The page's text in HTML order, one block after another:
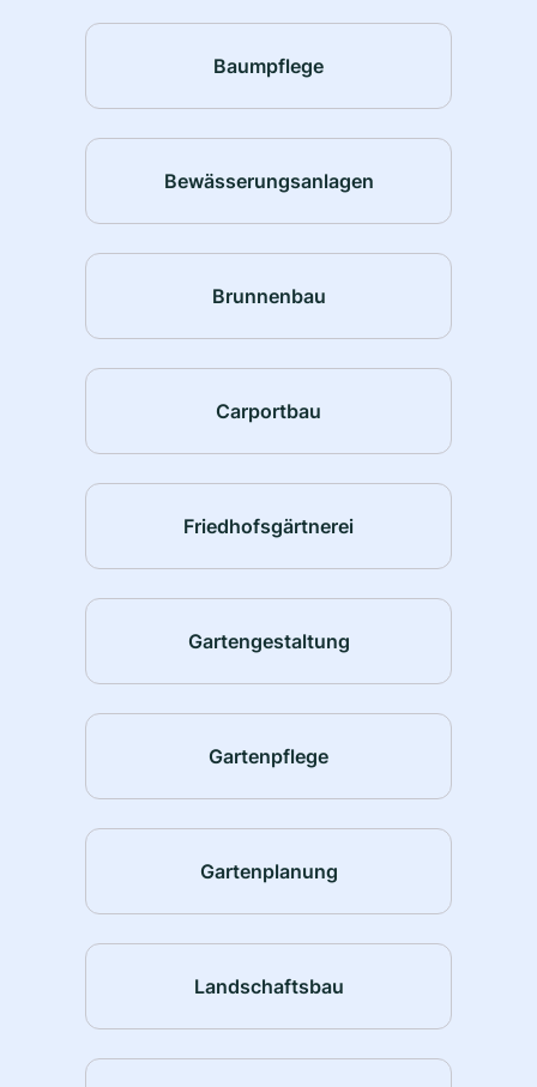
Baumpflege
Bewässerungsanlagen
Brunnenbau
Carportbau
Friedhofsgärtnerei
Gartengestaltung
Gartenpflege
Gartenplanung
Landschaftsbau